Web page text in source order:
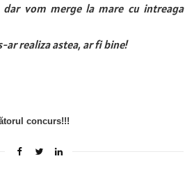
vom merge la mare cu intreaga
ar realiza astea, ar fi bine!
concurs!!!